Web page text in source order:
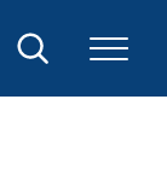
Sök